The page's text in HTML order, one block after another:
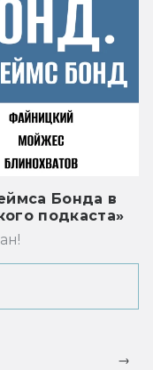
Бонда в
подкаста»